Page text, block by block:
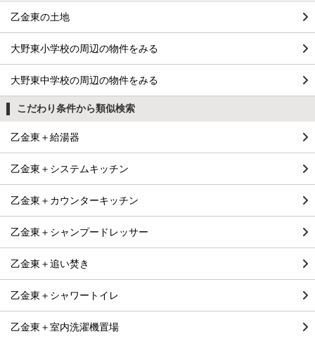
乙金東の土地
大野東小学校の周辺の物件をみる
大野東中学校の周辺の物件をみる
こだわり条件から類似検索
乙金東＋給湯器
乙金東＋システムキッチン
乙金東＋カウンターキッチン
乙金東＋シャンプードレッサー
乙金東＋追い焚き
乙金東＋シャワートイレ
乙金東＋室内洗濯機置場